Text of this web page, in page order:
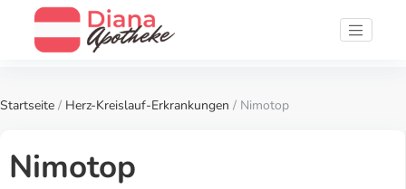
Startseite / Herz-Kreislauf-Erkrankungen / Nimotop
Nimotop